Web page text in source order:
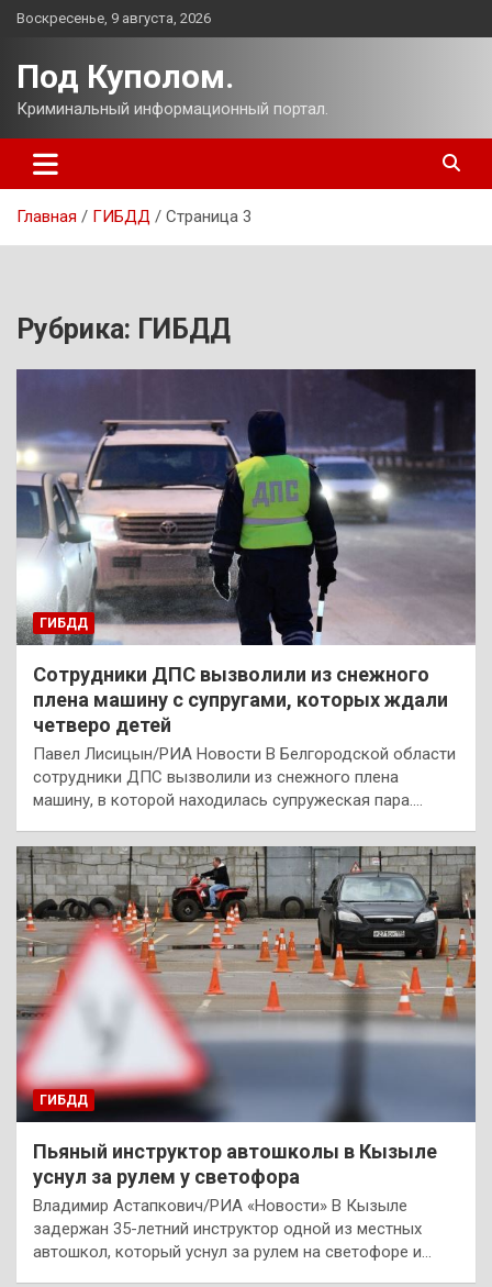
Перейти
Воскресенье, 9 августа, 2026
Под Куполом.
Криминальный информационный портал.
Главная ГИБДД Страница 3
Рубрика: ГИБДД
ГИБДД
Сотрудники ДПС вызволили из снежного
плена машину с супругами, которых ждали
четверо детей
Павел Лисицын/РИА Новости В Белгородской области
сотрудники ДПС вызволили из снежного плена
машину, в которой находилась супружеская пара.…
ГИБДД
Пьяный инструктор автошколы в Кызыле
уснул за рулем у светофора
Владимир Астапкович/РИА «Новости» В Кызыле
задержан 35-летний инструктор одной из местных
автошкол, который уснул за рулем на светофоре и…